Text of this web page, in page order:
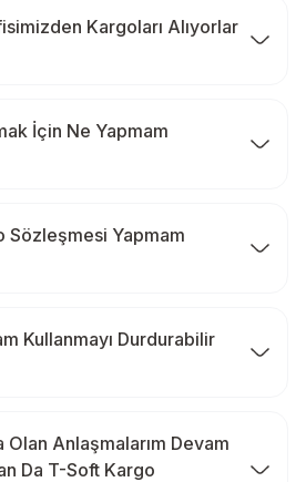
Kargoları Alıyorlar
İçin Ne Yapmam
Sözleşmesi Yapmam
Kullanmayı Durdurabilir
Olan Anlaşmalarım Devam
Da T-Soft Kargo